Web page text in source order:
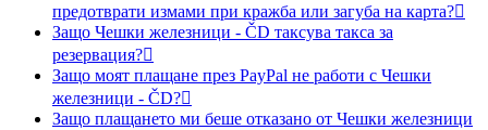
предотврати измами при кражба или загуба на карта?
Защо Чешки железници - ČD таксува такса за
резервация?
Защо моят плащане през PayPal не работи с Чешки
железници - ČD?
Защо плащането ми беше отказано от Чешки железници